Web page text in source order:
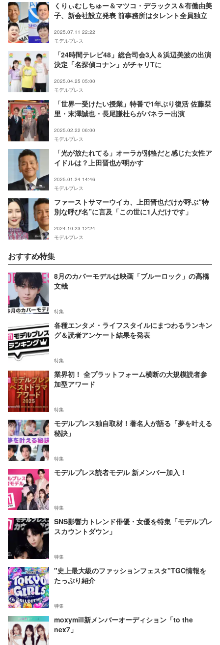
くりぃむしちゅー＆マツコ・デラックス＆有働由美
子、新会社設立発表 前事務所はタレント全員独立
2025.07.11 22:22
モデルプレス
「24時間テレビ48」総合司会3人＆浜辺美波の出演
決定「名探偵コナン」がチャリTに
2025.04.25 05:00
モデルプレス
「世界一受けたい授業」特番で1年ぶり復活 佐藤栞
里・末澤誠也・長尾謙杜らがパネラー出演
2025.02.22 06:00
モデルプレス
「光が放たれてる」オーラが別格だと感じた女性ア
イドルは？上田晋也が明かす
2025.01.24 14:46
モデルプレス
ファーストサマーウイカ、上田晋也だけが呼ぶ“特
別な呼び名”に言及「この世に1人だけです」
2024.10.23 12:24
モデルプレス
おすすめ特集
8月のカバーモデルは映画「ブルーロック」の高橋
文哉
特集
各種エンタメ・ライフスタイルにまつわるランキン
グ＆読者アンケート結果を発表
特集
業界初！ 全プラットフォーム横断の大規模読者参
加型アワード
特集
モデルプレス独自取材！著名人が語る「夢を叶える
秘訣」
特集
モデルプレス読者モデル 新メンバー加入！
特集
SNS影響力トレンド俳優・女優を特集「モデルプレ
スカウントダウン」
特集
"史上最大級のファッションフェスタ"TGC情報を
たっぷり紹介
特集
moxymill新メンバーオーディション「to the
nex7」